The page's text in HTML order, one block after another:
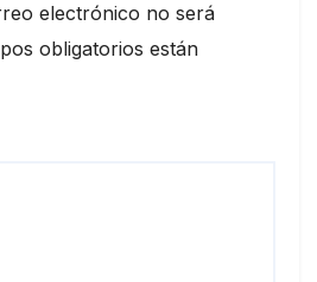
electrónico no será
obligatorios están